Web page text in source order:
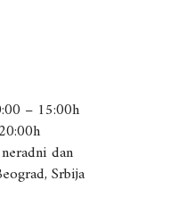
– 15:00h
neradni dan
Srbija